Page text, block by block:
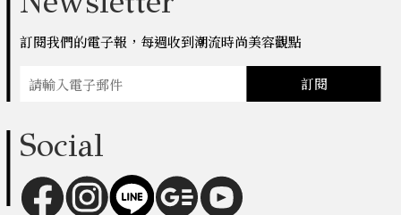
訂閱我們的電子報，每週收到潮流時尚美容觀點
訂閱
Social